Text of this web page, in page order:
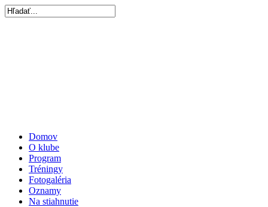
Domov
O klube
Program
Tréningy
Fotogaléria
Oznamy
Na stiahnutie